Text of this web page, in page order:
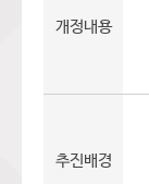
개정내용
추진배경